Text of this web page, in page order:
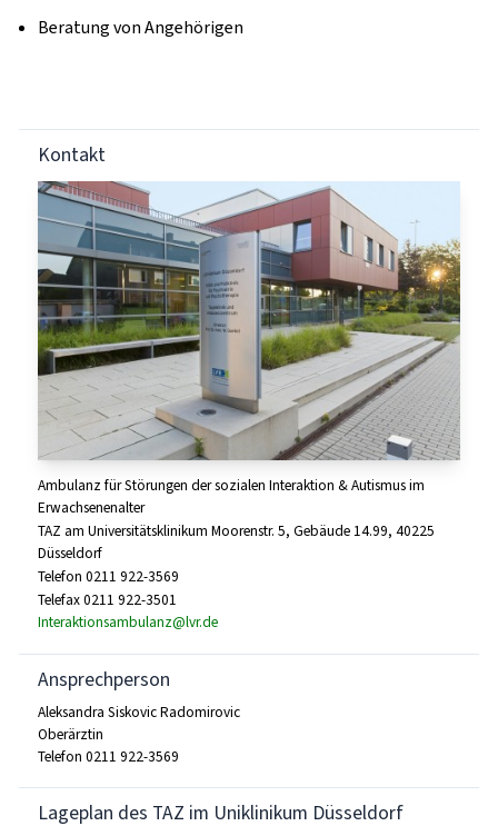
Beratung von Angehörigen
Kontakt
Ambulanz für Störungen der sozialen Interaktion & Autismus im
Erwachsenenalter
TAZ am Universitätsklinikum Moorenstr. 5, Gebäude 14.99, 40225
Düsseldorf
Telefon 0211 922-3569
Telefax 0211 922-3501
Interaktionsambulanz@lvr.de
Ansprechperson
Aleksandra Siskovic Radomirovic
Oberärztin
Telefon 0211 922-3569
Lageplan des TAZ im Uniklinikum Düsseldorf